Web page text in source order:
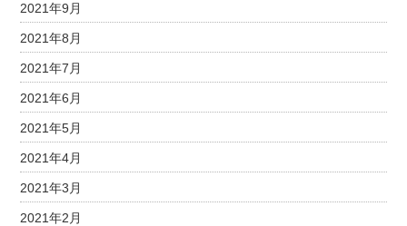
2021年9月
2021年8月
2021年7月
2021年6月
2021年5月
2021年4月
2021年3月
2021年2月